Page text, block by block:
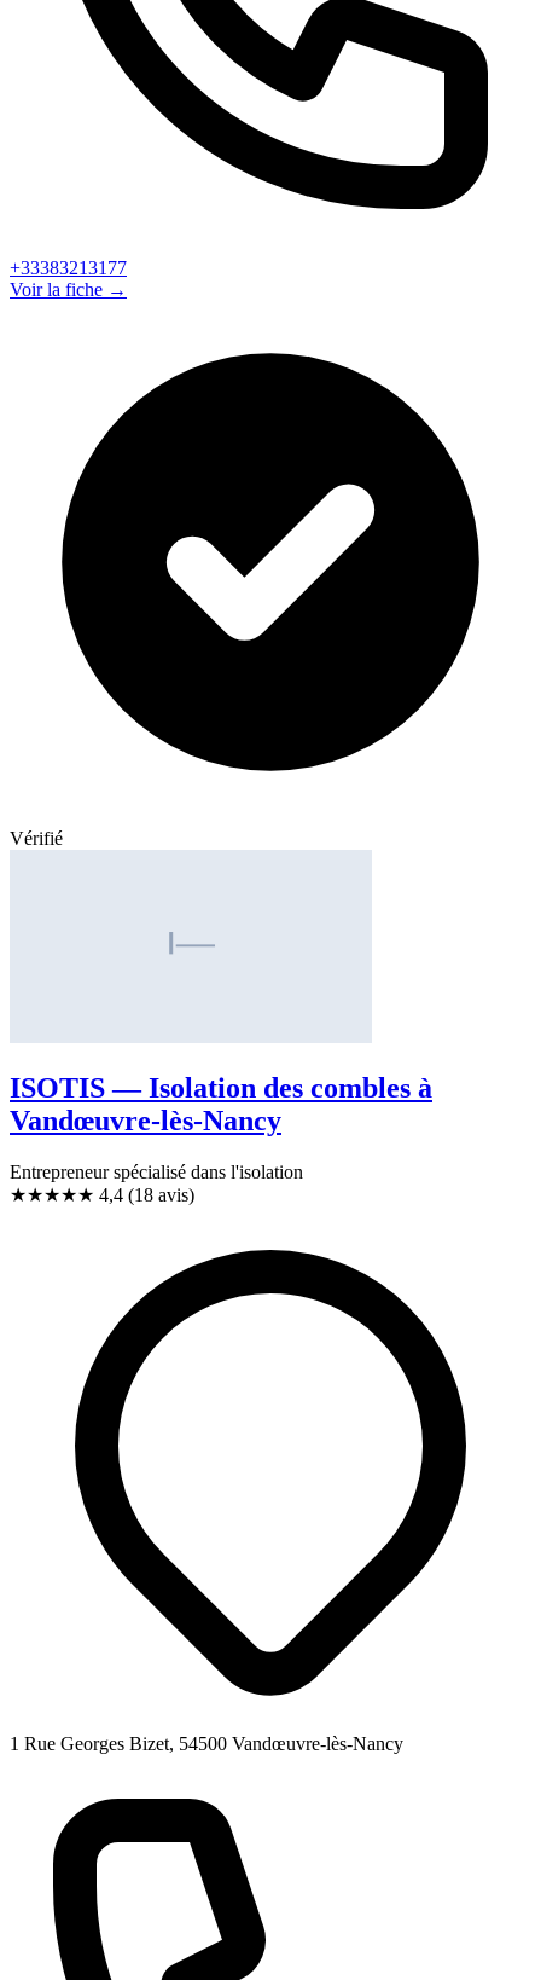
+33383213177
Voir la fiche →
Vérifié
ISOTIS — Isolation des combles à
Vandœuvre-lès-Nancy
Entrepreneur spécialisé dans l'isolation
★★★★★ 4,4 (18 avis)
1 Rue Georges Bizet, 54500 Vandœuvre-lès-Nancy